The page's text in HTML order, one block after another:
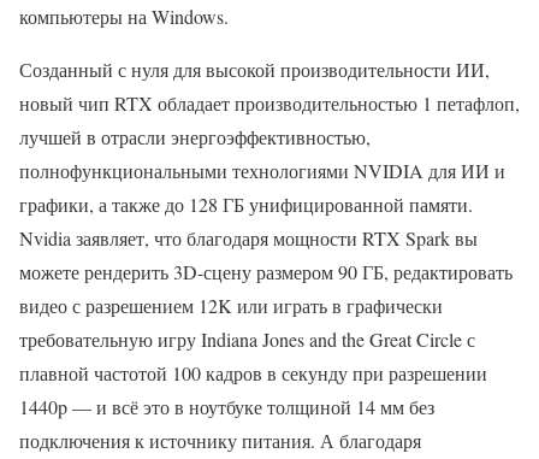
компьютеры на Windows.
Созданный с нуля для высокой производительности ИИ,
новый чип RTX обладает производительностью 1 петафлоп,
лучшей в отрасли энергоэффективностью,
полнофункциональными технологиями NVIDIA для ИИ и
графики, а также до 128 ГБ унифицированной памяти.
Nvidia заявляет, что благодаря мощности RTX Spark вы
можете рендерить 3D-сцену размером 90 ГБ, редактировать
видео с разрешением 12K или играть в графически
требовательную игру Indiana Jones and the Great Circle с
плавной частотой 100 кадров в секунду при разрешении
1440p — и всё это в ноутбуке толщиной 14 мм без
подключения к источнику питания. А благодаря